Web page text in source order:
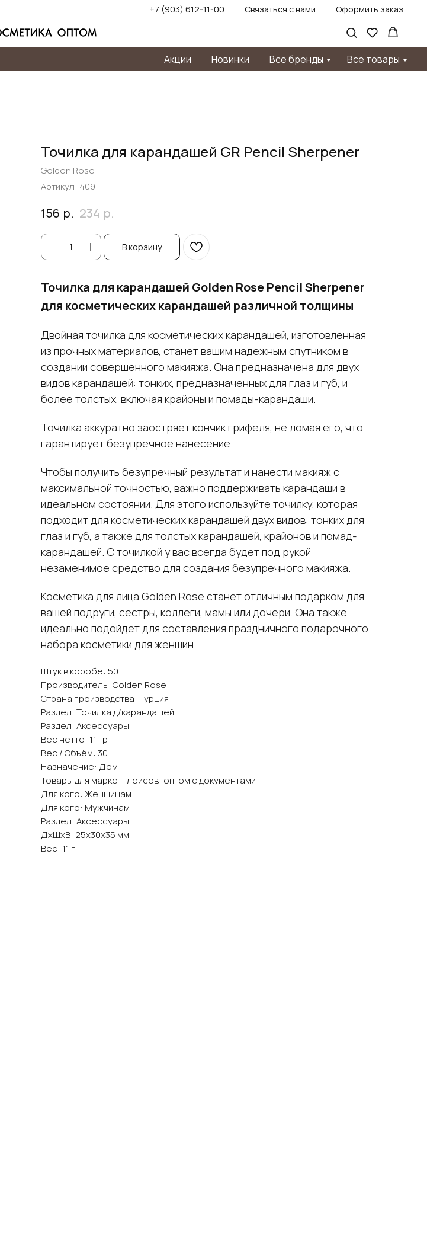
+7 (903) 612-11-00 Связаться с нами Оформить заказ
Акции Новинки Все бренды Все товары
Точилка для карандашей GR Pencil Sherpener
Golden Rose
Артикул: 409
156 р. 234 р.
В корзину
Точилка для карандашей Golden Rose Pencil Sherpener
для косметических карандашей различной толщины
Двойная точилка для косметических карандашей, изготовленная
из прочных материалов, станет вашим надежным спутником в
создании совершенного макияжа. Она предназначена для двух
видов карандашей: тонких, предназначенных для глаз и губ, и
более толстых, включая крайоны и помады-карандаши.
Точилка аккуратно заостряет кончик грифеля, не ломая его, что
гарантирует безупречное нанесение.
Чтобы получить безупречный результат и нанести макияж с
максимальной точностью, важно поддерживать карандаши в
идеальном состоянии. Для этого используйте точилку, которая
подходит для косметических карандашей двух видов: тонких для
глаз и губ, а также для толстых карандашей, крайонов и помад-
карандашей. С точилкой у вас всегда будет под рукой
незаменимое средство для создания безупречного макияжа.
Косметика для лица Golden Rose станет отличным подарком для
вашей подруги, сестры, коллеги, мамы или дочери. Она также
идеально подойдет для составления праздничного подарочного
набора косметики для женщин.
Штук в коробе: 50
Производитель: Golden Rose
Страна производства: Турция
Раздел: Точилка д/карандашей
Раздел: Аксессуары
Вес нетто: 11 гр
Вес / Объём: 30
Назначение: Дом
Товары для маркетплейсов: оптом с документами
Для кого: Женщинам
Для кого: Мужчинам
Раздел: Аксессуары
ДxШxВ: 25x30x35 мм
Вес: 11 г